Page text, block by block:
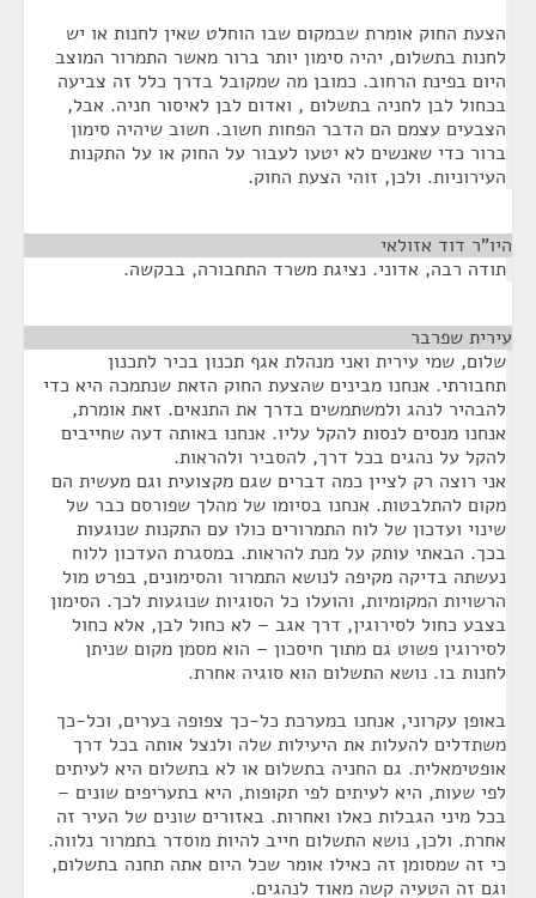
הצעת החוק אומרת שבמקום שבו הוחלט שאין לחנות או יש
לחנות בתשלום, יהיה סימון יותר ברור מאשר התמרור המוצב
היום בפינת הרחוב. כמובן מה שמקובל בדרך כלל זה צביעה
בכחול לבן לחניה בתשלום , ואדום לבן לאיסור חניה. אבל,
הצבעים עצמם הם הדבר הפחות חשוב. חשוב שיהיה סימון
ברור כדי שאנשים לא יטעו לעבור על החוק או על התקנות
העירוניות. ולכן, זוהי הצעת החוק.
היו"ר דוד אזולאי
תודה רבה, אדוני. נציגת משרד התחבורה, בבקשה.
עירית שפרבר
שלום, שמי עירית ואני מנהלת אגף תכנון בכיר לתכנון
תחבורתי. אנחנו מבינים שהצעת החוק הזאת שנתמכה היא כדי
להבהיר לנהג ולמשתמשים בדרך את התנאים. זאת אומרת,
אנחנו מנסים לנסות להקל עליו. אנחנו באותה דעה שחייבים
להקל על נהגים בכל דרך, להסביר ולהראות.
אני רוצה רק לציין כמה דברים שגם מקצועית וגם מעשית הם
מקום להתלבטות. אנחנו בסיומו של מהלך שפורסם כבר של
שינוי ועדכון של לוח התמרורים כולו עם התקנות שנוגעות
בכך. הבאתי עותק על מנת להראות. במסגרת העדכון ללוח
נעשתה בדיקה מקיפה לנושא התמרור והסימונים, בפרט מול
הרשויות המקומיות, והועלו כל הסוגיות שנוגעות לכך. הסימון
בצבע כחול לסירוגין, דרך אגב – לא כחול לבן, אלא כחול
לסירוגין פשוט גם מתוך חיסכון – הוא מסמן מקום שניתן
לחנות בו. נושא התשלום הוא סוגיה אחרת.
באופן עקרוני, אנחנו במערכת כל-כך צפופה בערים, וכל-כך
משתדלים להעלות את היעילות שלה ולנצל אותה בכל דרך
אופטימאלית. גם החניה בתשלום או לא בתשלום היא לעיתים
לפי שעות, היא לעיתים לפי תקופות, היא בתעריפים שונים –
בכל מיני הגבלות כאלו ואחרות. באזורים שונים של העיר זה
אחרת. ולכן, נושא התשלום חייב להיות מוסדר בתמרור נלווה.
כי זה שמסומן זה כאילו אומר שכל היום אתה תחנה בתשלום,
וגם זה הטעיה קשה מאוד לנהגים.